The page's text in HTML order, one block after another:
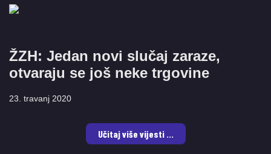
ŽZH: Jedan novi slučaj zaraze,
otvaraju se još neke trgovine
23. travanj 2020
Učitaj više vijesti ...